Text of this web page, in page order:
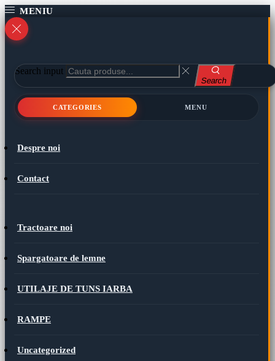
Search input
Search
CATEGORIES MENU
Despre noi
Contact
Tractoare noi
Spargatoare de lemne
UTILAJE DE TUNS IARBA
RAMPE
Uncategorized